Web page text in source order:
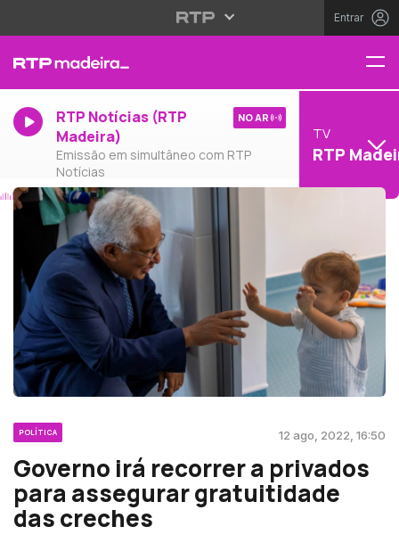
Entrar
RTP Notícias (RTP
Madeira)
Emissão em simultâneo com RTP
Notícias
NO AR
TV
RTP
POLÍTICA 12 ago, 2022, 16:50
Governo irá recorrer a privados
para assegurar gratuitidade
das creches